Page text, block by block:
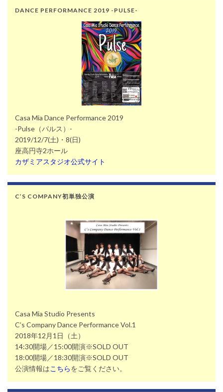
DANCE PERFORMANCE 2019 -PULSE-
Casa Mia Dance Performance 2019
-Pulse（パルス）-
2019/12/7(土)・8(日)
座高円寺2ホール
カザミアスタジオ公式サイト
C’S COMPANY初単独公演
Casa Mia Studio Presents
C’s Company Dance Performance Vol.1
2018年12月1日（土）
14:30開場／15:00開演※SOLD OUT
18:00開場／18:30開演※SOLD OUT
公演情報はこちらをご覧ください。